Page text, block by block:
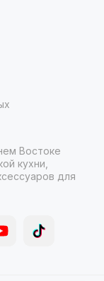
Востоке
кухни,
для